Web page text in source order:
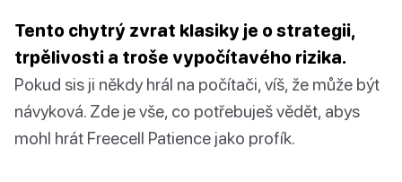
Tento chytrý zvrat klasiky je o strategii,
trpělivosti a troše vypočítavého rizika.
Pokud sis ji někdy hrál na počítači, víš, že může být
návyková. Zde je vše, co potřebuješ vědět, abys
mohl hrát Freecell Patience jako profík.